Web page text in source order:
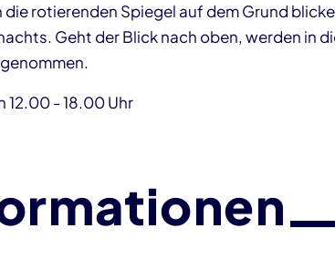
die rotierenden Spiegel auf dem Grund
Geht der Blick nach oben, werden in
12.00 - 18.00 Uhr